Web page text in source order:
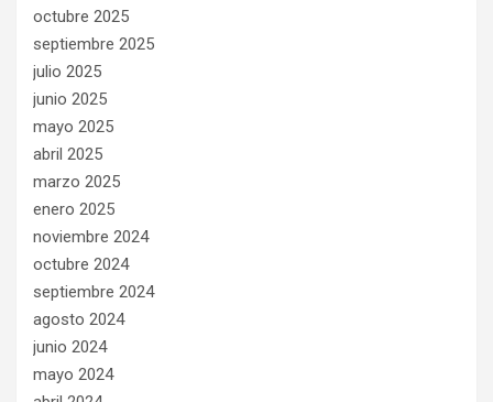
octubre 2025
septiembre 2025
julio 2025
junio 2025
mayo 2025
abril 2025
marzo 2025
enero 2025
noviembre 2024
octubre 2024
septiembre 2024
agosto 2024
junio 2024
mayo 2024